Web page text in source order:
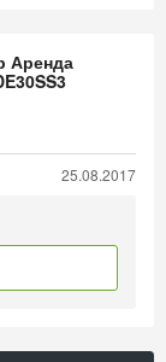
Аренда
25.08.2017